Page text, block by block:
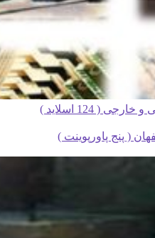
( 124 اسلاید )
( پنج پاورپوینت )